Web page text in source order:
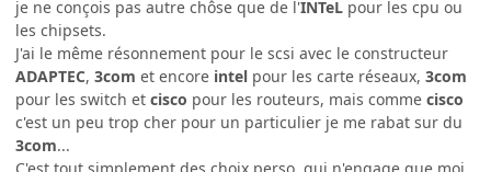
je ne conçois pas autre chôse que de l'INTeL pour les cpu ou
les chipsets.
J'ai le même résonnement pour le scsi avec le constructeur
ADAPTEC, 3com et encore intel pour les carte réseaux, 3com
pour les switch et cisco pour les routeurs, mais comme cisco
c'est un peu trop cher pour un particulier je me rabat sur du
3com...